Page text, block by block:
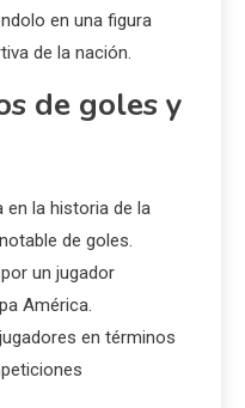
en una figura
de la nación.
de goles y
en la historia de la
de goles.
un jugador
América.
en términos